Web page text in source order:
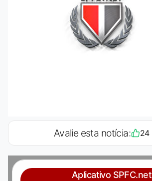
Avalie esta notícia: 24
Aplicativo SPFC.net